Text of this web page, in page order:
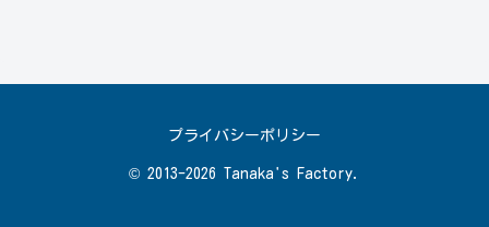
プライバシーポリシー
© 2013-2026 Tanaka's Factory.